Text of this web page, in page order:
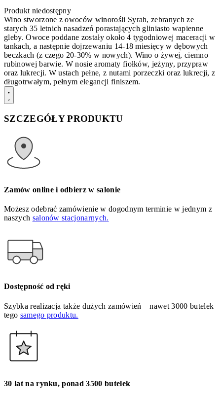
Produkt niedostępny
Wino stworzone z owoców winorośli Syrah, zebranych ze
starych 35 letnich nasadzeń porastających gliniasto wapienne
gleby. Owoce poddane zostały około 4 tygodniowej maceracji w
tankach, a następnie dojrzewaniu 14-18 miesięcy w dębowych
beczkach (z czego 20-30% w nowych). Wino o żywej, ciemno
rubinowej barwie. W nosie aromaty fiołków, jeżyny, przypraw
oraz lukrecji. W ustach pełne, z nutami porzeczki oraz lukrecji, z
długotrwałym, pełnym elegancji finiszem.
SZCZEGÓŁY PRODUKTU
Zamów online i odbierz w salonie
Możesz odebrać zamówienie w dogodnym terminie w jednym z
naszych salonów stacjonarnych.
Dostępność od ręki
Szybka realizacja także dużych zamówień – nawet 3000 butelek
tego samego produktu.
30 lat na rynku, ponad 3500 butelek